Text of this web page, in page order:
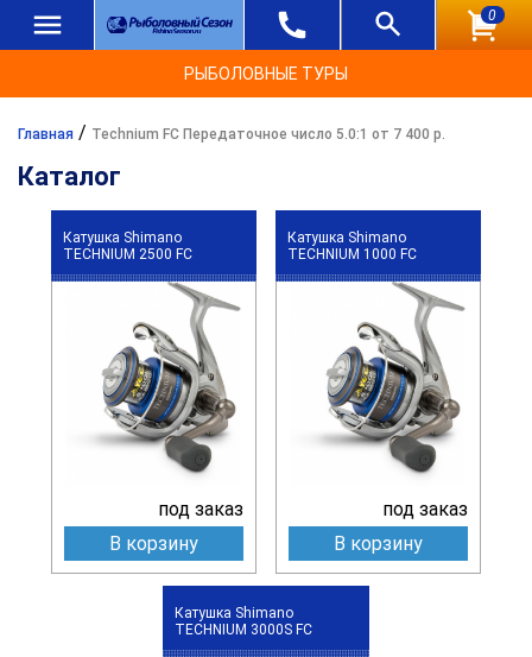
0
РЫБОЛОВНЫЕ ТУРЫ
Главная / Technium FC Передаточное число 5.0:1 от 7 400 р.
Каталог
Катушка Shimano
TECHNIUM 2500 FC
под заказ
В корзину
Катушка Shimano
TECHNIUM 1000 FC
под заказ
В корзину
Катушка Shimano
TECHNIUM 3000S FC